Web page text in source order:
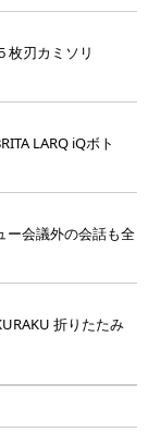
枚刃カミソリ
LARQ iQボト
ー会議外の会話も全
折りたたみ